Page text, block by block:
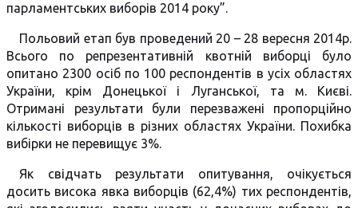
парламентських виборів 2014 року”.
Польовий етап був проведений 20 – 28 вересня 2014р.
Всього по репрезентативній квотній виборці було
опитано 2300 осіб по 100 респондентів в усіх областях
України, крім Донецької і Луганської, та м. Києві.
Отримані результати були перезважені пропорційно
кількості виборців в різних областях України. Похибка
вибірки не перевищує 3%.
Як свідчать результати опитування, очікується
досить висока явка виборців (62,4%) тих респондентів,